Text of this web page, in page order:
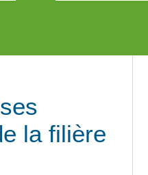
la filière